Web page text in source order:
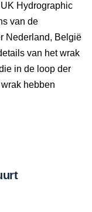
Hydrographic
van de
Nederland, België
van het wrak
in de loop der
hebben